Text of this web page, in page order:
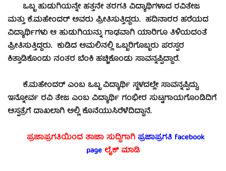
ಒಬ್ಬ ಹುಡುಗಿಯನ್ನೇ ಹತ್ತನೇ ತರಗತಿ ವಿದ್ಯಾಥಿಗಳಾದ ರವಿತೇಜ
ಮತ್ತು ಕೆ.ಮಹೇಂದರ್ ಅವರು ಪ್ರೀತಿಸುತ್ತಿದ್ದರು. ಹದಿನಾರರ ಹರೆಯದ
ವಿದ್ಯಾರ್ಥಿಗಳು ಆ ಹುಡುಗಿಯನ್ನು ಗಾಢವಾಗಿ ಯಾರಿಗೂ ತಿಳಿಯದಂತೆ
ಪ್ರೀತಿಸುತ್ತಿದ್ದರು. ಕುಡಿದ ಅಮಲಿನಲ್ಲಿ ಒಬ್ಬರಿಗೊಬ್ಬರು ಪರಸ್ಪರ
ಕಿತ್ತಾಡಿಕೊಂಡು ನಂತರ ಬೆಂಕಿ ಹಚ್ಚಿಕೊಂಡು ಸಾವನ್ನಪ್ಪಿದ್ದಾರೆ.
ಕೆ.ಮಹೇಂದರ್‌ ಎಂಬ ಒಬ್ಬ ವಿದ್ಯಾರ್ಥಿ ಸ್ಥಳದಲ್ಲೇ ಸಾವನ್ನಪ್ಪಿದ್ದು,
ಇನ್ನೋರ್ವ ರವಿ ತೇಜ ಎಂಬ ವಿದ್ಯಾರ್ಥಿ ಗಂಭೀರ ಸುಟ್ಟಗಾಯಗೊಂಡಿದಿಗೆ
ಆಸ್ಪತ್ರೆಗೆ ದಾಖಲಾಗಿ ಅಲ್ಲಿ ಕೊನೆಯುಸಿರೆಳೆದಿದ್ದಾನೆ.
ಪ್ರಜಾಪ್ರಗತಿಯಿಂದ ತಾಜಾ ಸುದ್ದಿಗಾಗಿಪ್ರಜಾಪ್ರಗತಿ facebook
page ಲೈಕ್ ಮಾಡಿ